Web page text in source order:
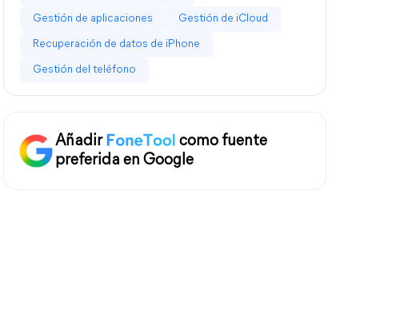
Gestión de aplicaciones Gestión de iCloud
Recuperación de datos de iPhone
Gestión del teléfono
Añadir
como fuente
preferida en Google